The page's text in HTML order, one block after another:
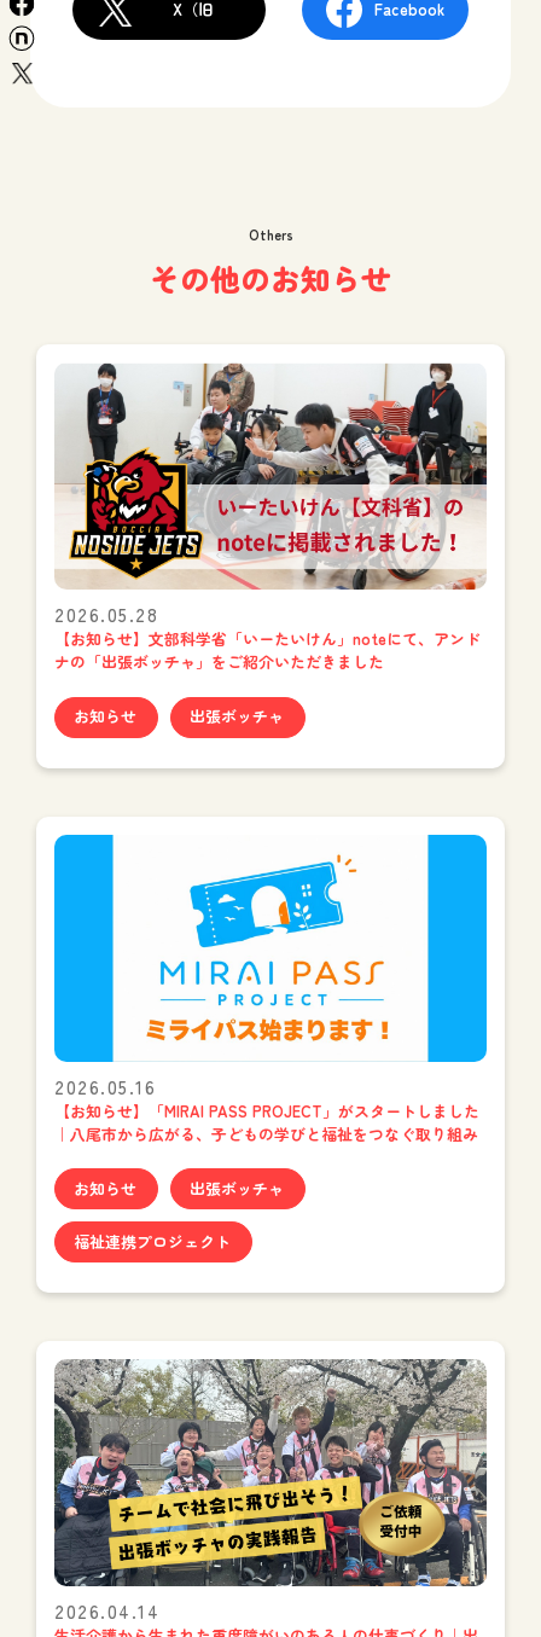
facebook
X（旧 Facebook
Others
その他のお知らせ
2026.05.28
【お知らせ】文部科学省「いーたいけん」noteにて、アンド
ナの「出張ボッチャ」をご紹介いただきました
お知らせ 出張ボッチャ
2026.05.16
【お知らせ】「MIRAI PASS PROJECT」がスタートしました
｜八尾市から広がる、子どもの学びと福祉をつなぐ取り組み
お知らせ 出張ボッチャ
福祉連携プロジェクト
2026.04.14